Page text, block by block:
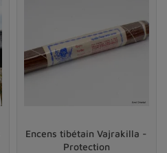
Encens tibétain Vajrakilla -
Protection